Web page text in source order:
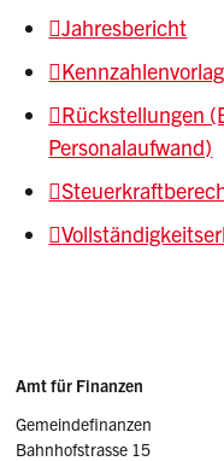
Jahresbericht
Rückstellungen
Personalaufwand)
Sidebar
Adresse
Amt für Finanzen
Gemeindefinanzen
Bahnhofstrasse 15